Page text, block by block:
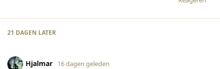
21 DAGEN LATER
Hjalmar 16 dagen geleden